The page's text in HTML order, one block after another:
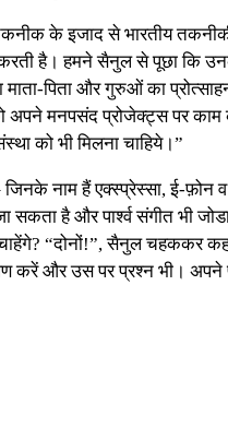
के इजाद से भारतीय
है। हमने सैनुल से पूछा कि
पिता और गुरुओं का
मनपसंद प्रोजेक्ट्स पर काम
को भी मिलना चाहिये।”
नाम हैं एक्स्प्रेस्सा, ई-फ़ोन व
सकता है और पार्श्व संगीत भी
“दोनों!”, सैनुल चहककर
करें और उस पर प्रश्न भी। अपने